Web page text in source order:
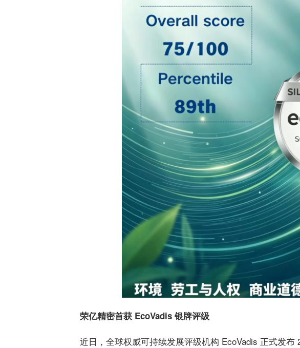
荣亿精密首获 EcoVadis 银牌评级
近日，全球权威可持续发展评级机构 EcoVadis 正式发布